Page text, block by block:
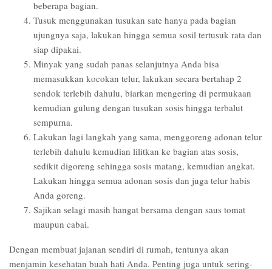
beberapa bagian.
Tusuk menggunakan tusukan sate hanya pada bagian
ujungnya saja, lakukan hingga semua sosil tertusuk rata dan
siap dipakai.
Minyak yang sudah panas selanjutnya Anda bisa
memasukkan kocokan telur, lakukan secara bertahap 2
sendok terlebih dahulu, biarkan mengering di permukaan
kemudian gulung dengan tusukan sosis hingga terbalut
sempurna.
Lakukan lagi langkah yang sama, menggoreng adonan telur
terlebih dahulu kemudian lilitkan ke bagian atas sosis,
sedikit digoreng sehingga sosis matang, kemudian angkat.
Lakukan hingga semua adonan sosis dan juga telur habis
Anda goreng.
Sajikan selagi masih hangat bersama dengan saus tomat
maupun cabai.
Dengan membuat jajanan sendiri di rumah, tentunya akan
menjamin kesehatan buah hati Anda. Penting juga untuk sering-